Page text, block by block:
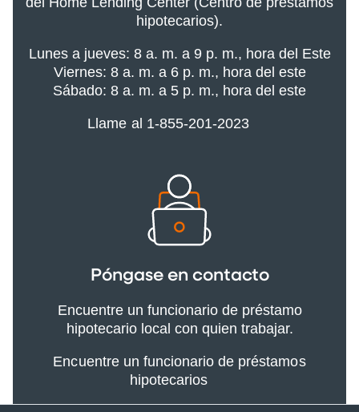
hipotecarios).
Lunes a jueves: 8 a. m. a 9 p. m., hora del Este
Viernes: 8 a. m. a 6 p. m., hora del este
Sábado: 8 a. m. a 5 p. m., hora del este
Llame al 1-855-201-2023
Póngase en contacto
Encuentre un funcionario de préstamo
hipotecario local con quien trabajar.
Encuentre un funcionario de préstamos
hipotecarios